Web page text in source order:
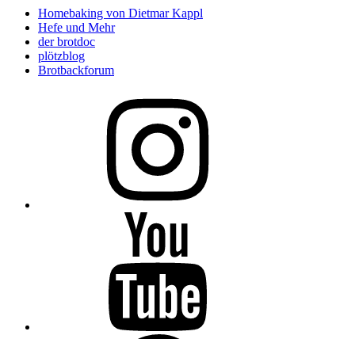
Homebaking von Dietmar Kappl
Hefe und Mehr
der brotdoc
plötzblog
Brotbackforum